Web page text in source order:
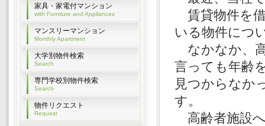
賃貸物件を
いる物件につ
なかなか、
言っても年齢
見つからなか
す。
高齢者施設
家具・家電付マンション
with Furniture and Appliances
マンスリーマンション
Monthly Apartment
大学別物件検索
Search
専門学校別物件検索
Search
物件リクエスト
Request